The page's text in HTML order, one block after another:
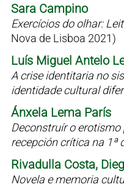
Sara Campino
Exercícios do olhar:
Nova de Lisboa 2021)
Luís Miguel Antelo
A crise identitaria no
identidade cultural
Ánxela Lema París
Deconstruír o
recepción crítica na 1ª
Rivadulla Costa,
Novela e memoria